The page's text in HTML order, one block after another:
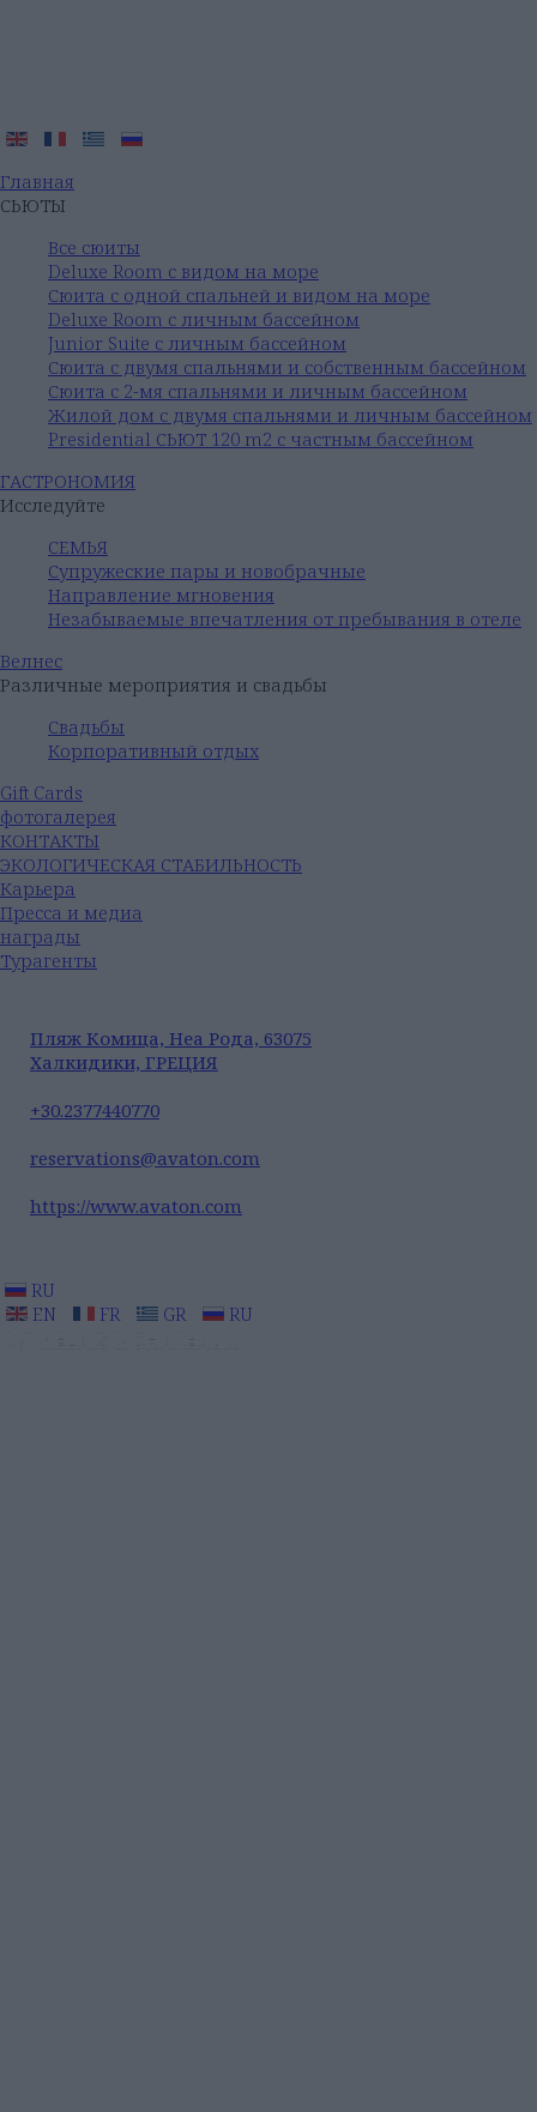
Главная
СЬЮТЫ
Все сюиты
Deluxe Room с видом на море
Сюита с одной спальней и видом на море
Deluxe Room с личным бассейном
Junior Suite с личным бассейном
Сюита с двумя спальнями и собственным бассейном
Сюита с 2-мя спальнями и личным бассейном
Жилой дом с двумя спальнями и личным бассейном
Presidential СЬЮТ 120 m2 с частным бассейном
ГАСТРОНОМИЯ
Исследуйте
СЕМЬЯ
Супружеские пары и новобрачные
Направление мгновения
Незабываемые впечатления от пребывания в отеле
Велнес
Различные мероприятия и свадьбы
Свадьбы
Корпоративный отдых
Gift Cards
фотогалерея
КОНТАКТЫ
ЭКОЛОГИЧЕСКАЯ СТАБИЛЬНОСТЬ
Карьера
Пресса и медиа
награды
Турагенты
Пляж Комица, Неа Рода, 63075
Халкидики, ГРЕЦИЯ
+30.2377440770
reservations@avaton.com
https://www.avaton.com
RU
EN
FR GR RU